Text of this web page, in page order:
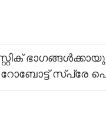
റോബോട്ട് സ്പ്രേ
ലൈൻ പ്ലാന്റ്